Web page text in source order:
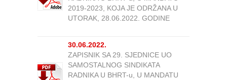
2019-2023, KOJA JE ODRŽANA U
UTORAK, 28.06.2022. GODINE
30.06.2022.
ZAPISNIK SA 29. SJEDNICE UO
SAMOSTALNOG SINDIKATA
RADNIKA U BHRT-u, U MANDATU